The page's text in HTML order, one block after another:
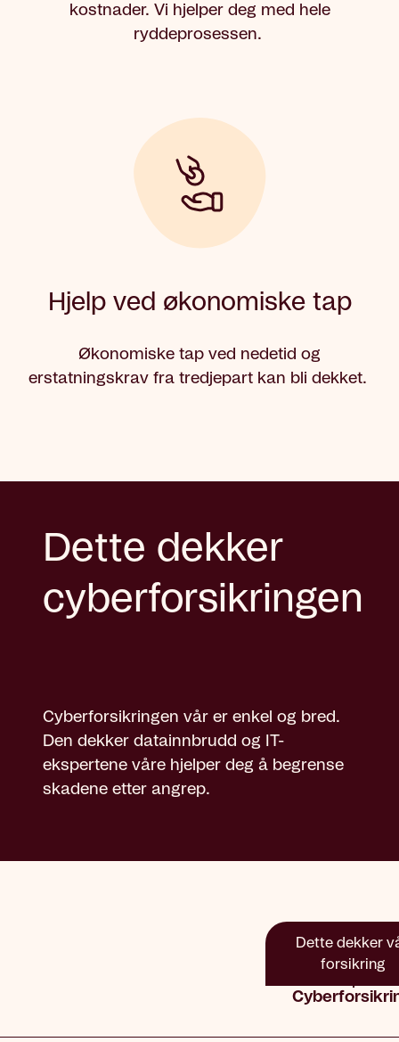
kostnader. Vi hjelper deg med hele
ryddeprosessen.
Hjelp ved økonomiske tap
Økonomiske tap ved nedetid og
erstatningskrav fra tredjepart kan bli dekket.
Dette dekker
cyberforsikringen
Cyberforsikringen vår er enkel og bred.
Den dekker datainnbrudd og IT-
ekspertene våre hjelper deg å begrense
skadene etter angrep.
Dette dekker
forsikring